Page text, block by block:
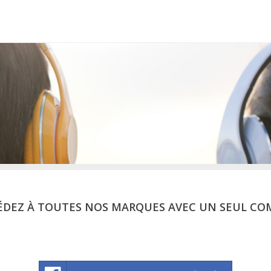
À TOUTES NOS MARQUES AVEC UN SEUL